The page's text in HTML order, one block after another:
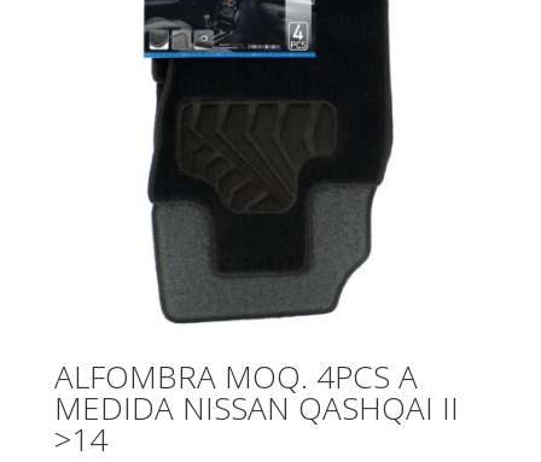
ALFOMBRA MOQ. 4PCS A
MEDIDA NISSAN QASHQAI II
>14